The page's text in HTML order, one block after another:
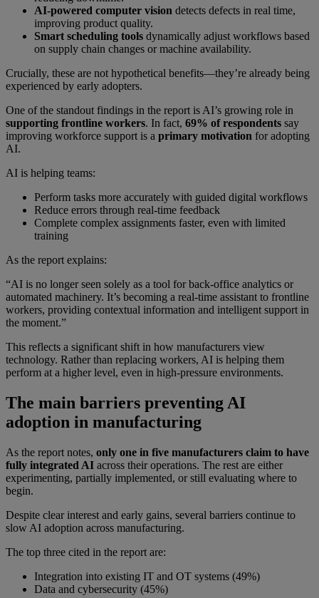
AI-powered computer vision detects defects in real time,
improving product quality.
Smart scheduling tools dynamically adjust workflows based
on supply chain changes or machine availability.
Crucially, these are not hypothetical benefits—they’re already being
experienced by early adopters.
One of the standout findings in the report is AI’s growing role in
supporting frontline workers. In fact, 69% of respondents say
improving workforce support is a primary motivation for adopting
AI.
AI is helping teams:
Perform tasks more accurately with guided digital workflows
Reduce errors through real-time feedback
Complete complex assignments faster, even with limited
training
As the report explains:
“AI is no longer seen solely as a tool for back-office analytics or
automated machinery. It’s becoming a real-time assistant to frontline
workers, providing contextual information and intelligent support in
the moment.”
This reflects a significant shift in how manufacturers view
technology. Rather than replacing workers, AI is helping them
perform at a higher level, even in high-pressure environments.
The main barriers preventing AI
adoption in manufacturing
As the report notes, only one in five manufacturers claim to have
fully integrated AI across their operations. The rest are either
experimenting, partially implemented, or still evaluating where to
begin.
Despite clear interest and early gains, several barriers continue to
slow AI adoption across manufacturing.
The top three cited in the report are:
Integration into existing IT and OT systems (49%)
Data and cybersecurity (45%)